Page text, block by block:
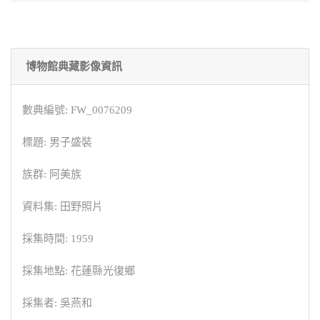
博物館典藏影像資訊
數典編號: FW_0076209
標題: 男子盛裝
族群: 阿美族
資料集: 田野照片
採集時間: 1959
採集地點: 花蓮縣光復鄉
採集者: 吳燕和